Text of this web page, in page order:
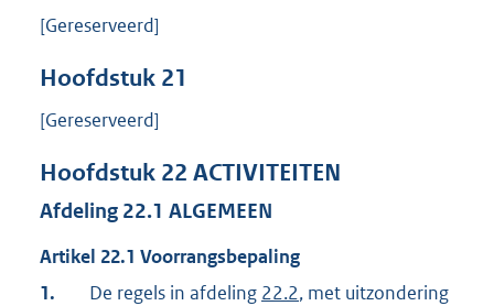
[Gereserveerd]
Hoofdstuk 21
[Gereserveerd]
Hoofdstuk 22 ACTIVITEITEN
Afdeling 22.1 ALGEMEEN
Artikel 22.1 Voorrangsbepaling
1.
De regels in afdeling 22.2, met uitzondering